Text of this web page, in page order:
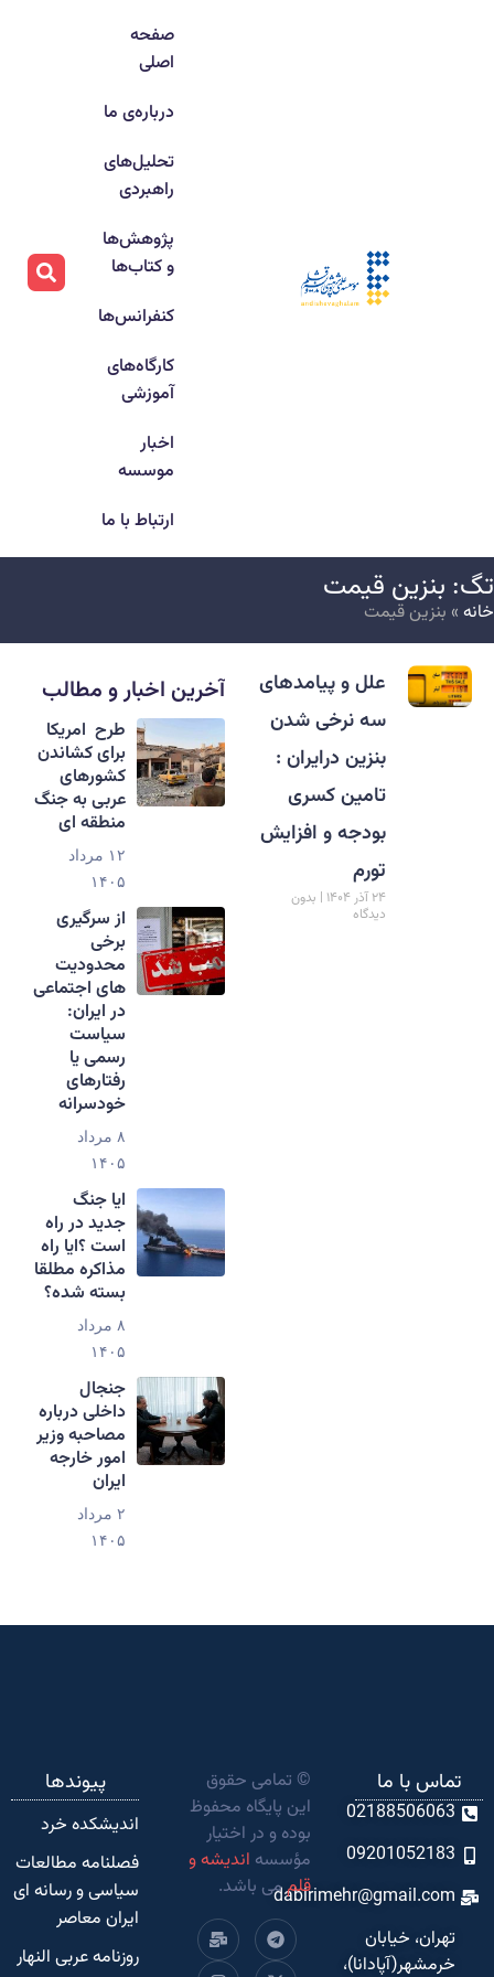
صفحه
اصلی
درباره‌ی ما
تحلیل‌های
راهبردی
پژوهش‌ها
و کتاب‌ها
کنفرانس‌ها
کارگاه‌های
آموزشی
اخبار
موسسه
ارتباط با ما
بنزین قیمت
» بنزین قیمت
علل و پیامدهای
سه نرخی شدن
بنزین درایران :
تامین کسری
بودجه و افزایش
تورم
۲۴ آذر ۱۴۰۴
بدون
دیدگاه
آخرین اخبار و مطالب
طرح امریکا
برای کشاندن
کشورهای
عربی به جنگ
منطقه ای
۱۲ مرداد
۱۴۰۵
از سرگیری
برخی
محدودیت
های اجتماعی
در ایران:
سیاست
رسمی یا
رفتارهای
خودسرانه
۸ مرداد
۱۴۰۵
ایا جنگ
جدید در راه
است ؟ایا راه
مذاکره مطلقا
بسته شده؟
۸ مرداد
۱۴۰۵
جنجال
داخلی درباره
مصاحبه وزیر
امور خارجه
ایران
۲ مرداد
۱۴۰۵
تماس با ما
02188506063
09201052183
dabirimehr@gmail.com
تهران، خیابان
خرمشهر(آپادانا)،
© تمامی حقوق
این پایگاه محفوظ
بوده و در اختیار
مؤسسه اندیشه و
قلممی باشد.
پیوندها
اندیشکده‌ خرد
فصلنامه مطالعات
سیاسی و رسانه ای
ایران معاصر
روزنامه عربی النهار